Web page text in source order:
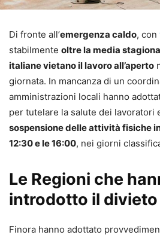
Di fronte all’emergenza caldo, con
stabilmente oltre la media
italiane vietano il lavoro all’aperto
giornata. In mancanza di un
amministrazioni locali hanno
per tutelare la salute dei lavoratori
sospensione delle attività fisiche
12:30 e le 16:00, nei giorni
Le Regioni che
introdotto il divieto
Finora hanno adottato